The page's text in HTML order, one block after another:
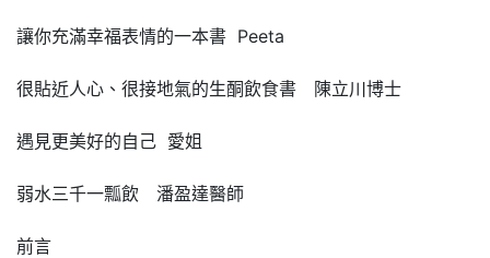
讓你充滿幸福表情的一本書 Peeta
很貼近人心、很接地氣的生酮飲食書 陳立川博士
遇見更美好的自己 愛姐
弱水三千一瓢飲 潘盈達醫師
前言